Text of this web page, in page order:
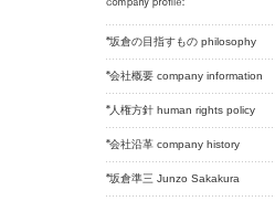
坂倉の目指すもの philosophy
会社概要 company information
人権方針 human rights policy
会社沿革 company history
坂倉準三 Junzo Sakakura